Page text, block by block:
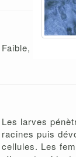
Faible,
Les larves
racines puis
cellules. Les